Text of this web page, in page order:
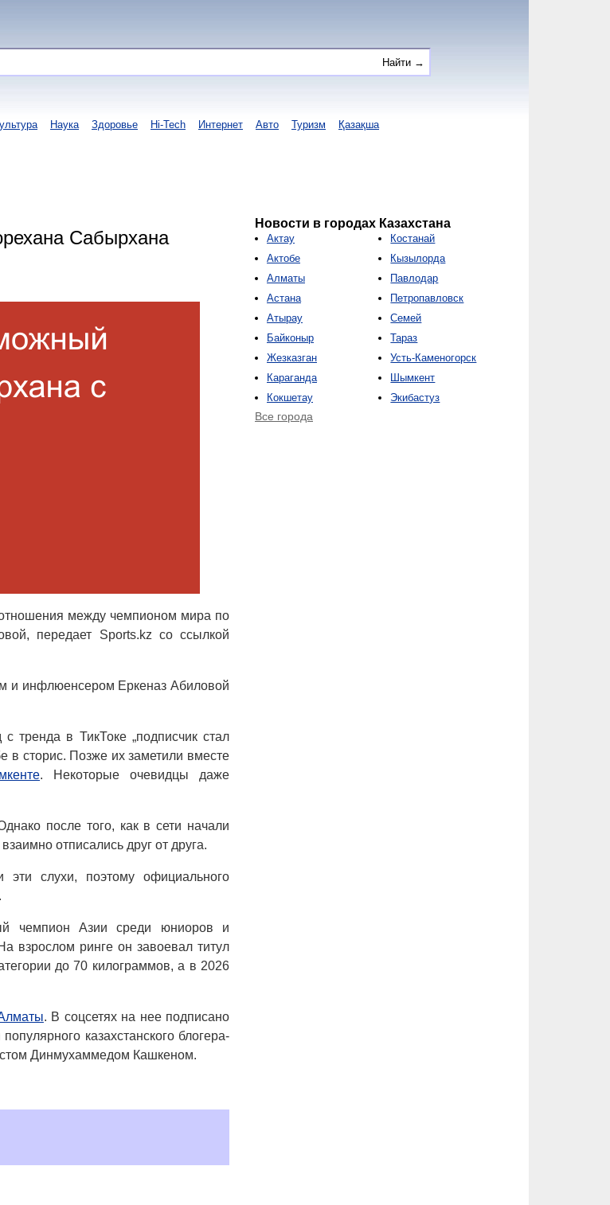
Наука Здоровье Hi-Tech Интернет Авто Туризм Қазақша
Сабырхана
между чемпионом мира по
передает Sports.kz со ссылкой
и инфлюенсером Еркеназ Абиловой
тренда в ТикТоке „подписчик стал
в сторис. Позже их заметили вместе
. Некоторые очевидцы даже
после того, как в сети начали
отписались друг от друга.
слухи, поэтому официального
чемпион Азии среди юниоров и
взрослом ринге он завоевал титул
до 70 килограммов, а в 2026
. В соцсетях на нее подписано
казахстанского блогера-
Динмухаммедом Кашкеном.
Новости в городах Казахстана
Актау
Актобе
Алматы
Астана
Атырау
Байконыр
Жезказган
Караганда
Кокшетау
Костанай
Кызылорда
Павлодар
Петропавловск
Семей
Тараз
Усть-Каменогорск
Шымкент
Экибастуз
Все города